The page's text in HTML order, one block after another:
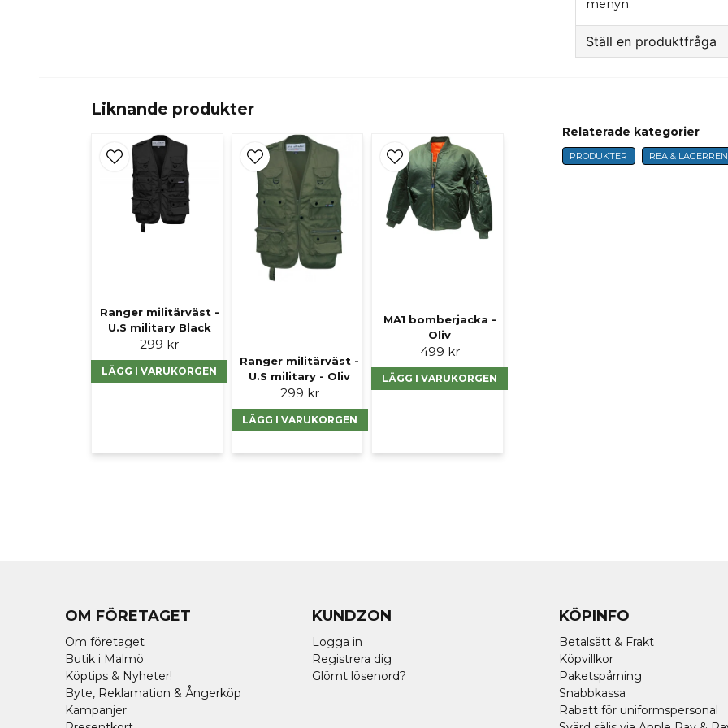
menyn.
Ställ en produktfråga
name
Namn
Liknande produkter
Ranger militärväst -
U.S military Black
299 kr
LÄGG I VARUKORGEN
Ranger militärväst -
U.S military - Oliv
299 kr
LÄGG I VARUKORGEN
MA1 bomberjacka -
Oliv
499 kr
LÄGG I VARUKORGEN
Relaterade kategorier
PRODUKTER REA &
OM FÖRETAGET
Om företaget
Butik i Malmö
Köptips & Nyheter!
Byte, Reklamation & Ångerköp
Kampanjer
KUNDZON
Logga in
Registrera dig
Glömt lösenord?
KÖPINFO
Betalsätt & Frakt
Köpvillkor
Paketspårning
Snabbkassa
Rabatt för uniformspersonal